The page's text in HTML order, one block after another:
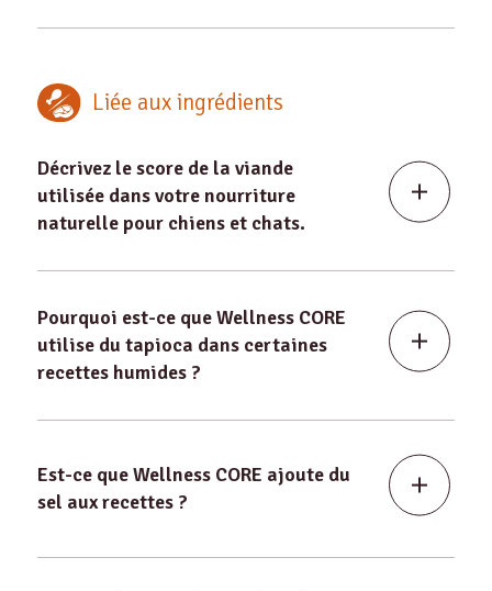
Liée aux ingrédients
Décrivez le score de la viande
utilisée dans votre nourriture
naturelle pour chiens et chats.
Pourquoi est-ce que Wellness CORE
utilise du tapioca dans certaines
recettes humides ?
Est-ce que Wellness CORE ajoute du
sel aux recettes ?